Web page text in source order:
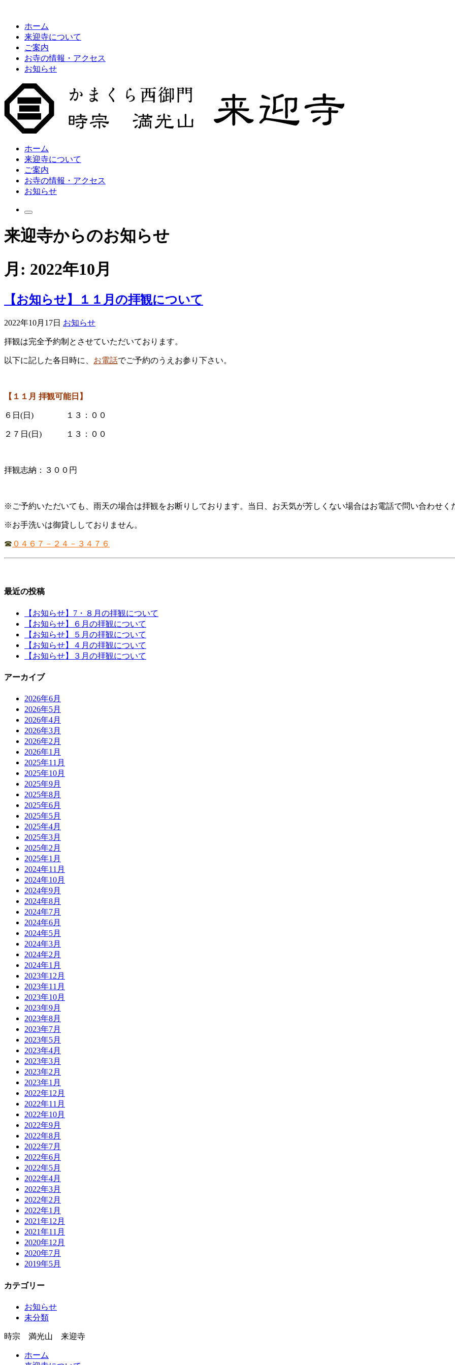
ホーム
来迎寺について
ご案内
お寺の情報・アクセス
お知らせ
ホーム
来迎寺について
ご案内
お寺の情報・アクセス
お知らせ
来迎寺からのお知らせ
月: 2022年10月
【お知らせ】１１月の拝観について
2022年10月17日 お知らせ
拝観は完全予約制とさせていただいております。
以下に記した各日時に、 お電話でご予約のうえお参り下さい。
【１１ 月 拝観可能日】
６日(日) １３：００
２７日(日) １３：００
拝観志納：３００円
※ご予約いただいても、雨天の場合は拝観をお断りしております。当日、お天気が芳しくない場合はお電話で問い合わせく
※お手洗いは御貸ししておりません。
☎ ０４６７－２４－３４７６
最近の投稿
【お知らせ】7・８月の拝観について
【お知らせ】６月の拝観について
【お知らせ】５月の拝観について
【お知らせ】４月の拝観について
【お知らせ】３月の拝観について
アーカイブ
2026年6月
2026年5月
2026年4月
2026年3月
2026年2月
2026年1月
2025年11月
2025年10月
2025年9月
2025年8月
2025年6月
2025年5月
2025年4月
2025年3月
2025年2月
2025年1月
2024年11月
2024年10月
2024年9月
2024年8月
2024年7月
2024年6月
2024年5月
2024年3月
2024年2月
2024年1月
2023年12月
2023年11月
2023年10月
2023年9月
2023年8月
2023年7月
2023年5月
2023年4月
2023年3月
2023年2月
2023年1月
2022年12月
2022年11月
2022年10月
2022年9月
2022年8月
2022年7月
2022年6月
2022年5月
2022年4月
2022年3月
2022年2月
2022年1月
2021年12月
2021年11月
2020年12月
2020年7月
2019年5月
カテゴリー
お知らせ
未分類
時宗 満光山 来迎寺
ホーム